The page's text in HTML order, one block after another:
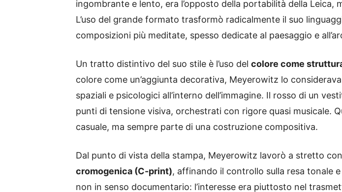
ingombrante e lento, era l’opposto della portabilità della
L’uso del grande formato trasformò radicalmente il suo
composizioni più meditate, spesso dedicate al paesaggio e
Un tratto distintivo del suo stile è l’uso del colore come
colore come un’aggiunta decorativa, Meyerowitz lo
spaziali e psicologici all’interno dell’immagine. Il rosso di un
punti di tensione visiva, orchestrati con rigore quasi musicale.
casuale, ma sempre parte di una costruzione compositiva.
Dal punto di vista della stampa, Meyerowitz lavorò a stretto
cromogenica (C-print), affinando il controllo sulla resa tonale
non in senso documentario: l’interesse era piuttosto nel